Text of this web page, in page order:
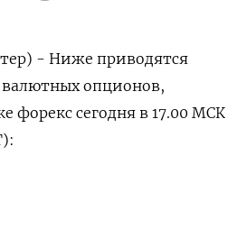
- Ниже приводятся
опционов,
​форекс ​сегодня в ​17.00 МСК